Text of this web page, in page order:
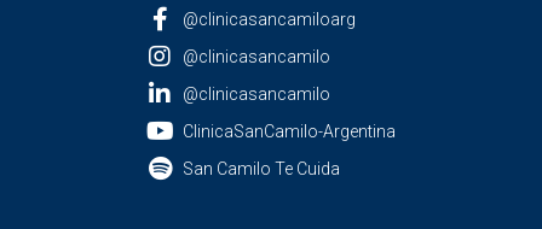
@clinicasancamiloarg
@clinicasancamilo
@clinicasancamilo
ClinicaSanCamilo-Argentina
San Camilo Te Cuida